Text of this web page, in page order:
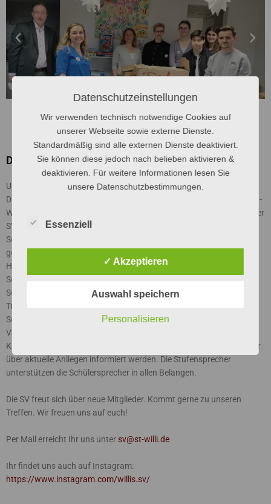
Die St.-Willi-Schülervertretung
Unser Leitbild: Wir für euch!
Die SV, das sind rund 25 engagierte Schülerinnen und Schüler des St.-
Willibrord-Gymnasiums, die sich jede Woche treffen. Die Mitglieder der
SV engagieren sich in den unterschiedlichsten Ausschüssen der
Schule und sind eine wichtige Stütze im schulischen Leben. Dazu
gehören die Vergabe von Spinden, Bereitstellung von dem Schul-
Hausaufgabenheft oder Organisation von Aktionen für die
Schulgemeinschaft. Die Spitze der SV bilden unsere
Schülersprecher*innen und Stufensprecher, welche in regelmäßigen
Treffen mit der Schulleitung die Interessen der Schüler vertreten. Die
Schülersprecher*innen leiten zusammen mit den
Verbindungslehrer*innen die Klassen- und
Kurssprecherversammlungen, in denen die Schülerinnen und Schüler
über aktuelle Anliegen informiert werden. Die Stufensprecher
unterstützen die Schülersprecher in allen Belangen.
Die SV freut sich über neue Mitglieder. Kommt gerne zu unseren
Treffen. Wir freuen uns auf euch!
Per Mail erreicht Ihr uns unter sv@st-willi.de
Ihr findet uns auch auf Instagram:
https://www.instagram.com/willis.sv/
Datenschutzeinstellungen
Wir verwenden technisch notwendige Cookies auf
unserer Webseite sowie externe Dienste.
Standardmäßig sind alle externen Dienste deaktiviert.
Sie können diese jedoch nach belieben aktivieren &
deaktivieren. Für weitere Informationen lesen Sie
unsere Datenschutzbestimmungen.
Essenziell
✓ Akzeptieren
Auswahl speichern
Personalisieren